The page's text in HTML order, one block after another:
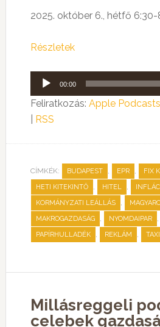
2025. október 6., hétfő 6:30-
Részletek
Audió
lejátszó
00:00
Feliratkozás: Apple Podcasts
RSS
CÍMKÉK: BUDAPEST , EPR , FIX
HETI KITEKINTŐ , HITEL ,
KORMÁNYZATI LEÁLLÁS ,
MAKROGAZDASÁG , NYOMDAIPAR ,
PAPÍRHULLADÉK , REKLÁM , TAXI
Millásreggeli
celebek